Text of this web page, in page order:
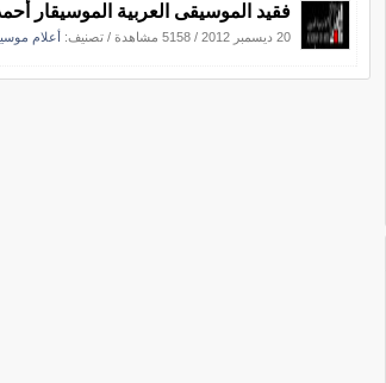
فقيد الموسيقى العربية الموسيقار
20 ديسمبر 2012 / 5158 مشاهدة / تصنيف: أعلام